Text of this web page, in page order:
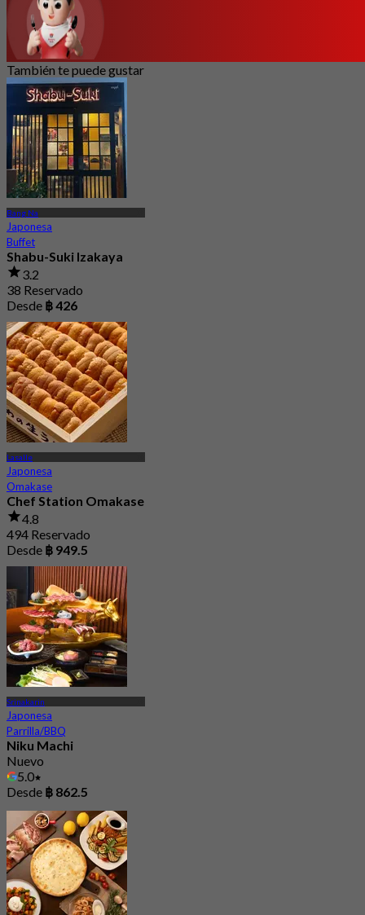
También te puede gustar
Bang Na
Japonesa
Buffet
Shabu-Suki Izakaya
3.2
38 Reservado
Desde ฿ 426
Lasalle
Japonesa
Omakase
Chef Station Omakase
4.8
494 Reservado
Desde ฿ 949.5
Srinakarin
Japonesa
Parrilla/BBQ
Niku Machi
Nuevo
5.0
Desde ฿ 862.5